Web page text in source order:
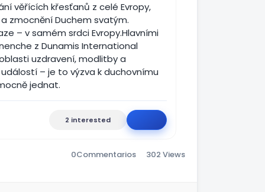
věřících křesťanů z celé Evropy,
zmocnění Duchem svatým.
– v samém srdci Evropy.​ Hlavními
z Dunamis International
uzdravení, modlitby a
– je to výzva k duchovnímu
jednat.
2 interested
0Commentarios 302 Views